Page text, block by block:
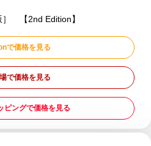
］ 【2nd Edition】
で価格を見る
で価格を見る
ピングで価格を見る